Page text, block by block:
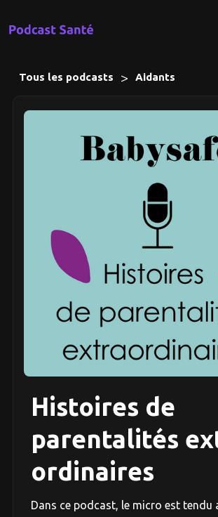
Tous les podcasts > Aidants
Histoires de
parentalités
ordinaires
Dans ce podcast, le micro est tendu